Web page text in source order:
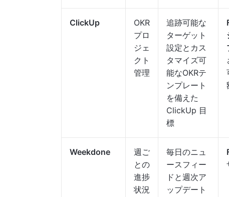
ClickUp
OKR
プロ
ジェ
クト
管理
追跡可能な
ターゲット
設定とカス
タマイズ可
能なOKRテ
ンプレート
を備えた
ClickUp 目
標
Weekdone
週ご
との
進捗
状況
毎日のニュ
ースフィー
ドと週次ア
ップデート